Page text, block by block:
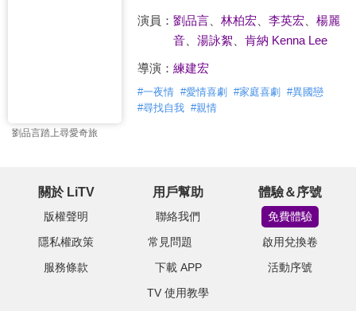
劉品言踏上尋愛奇旅
演員： 劉品言、 林柏宏 李英宏
楊麗
音、 湯詠絮 肯納 Kenna Lee
導演： 練建宏
#一夜情 #愛情喜劇 #家庭喜劇 #異國戀
#尋找自我 #親情
關於 LiTV
版權聲明
隱私權政策
服務條款
用戶幫助
聯絡我們
常見問題
下載 APP
TV 使用教學
體驗＆序號
免費體驗
啟用兌換卷
活動序號